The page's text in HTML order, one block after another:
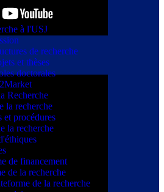
à l'USJ
de recherche
et thèses
doctorales
Recherche
la recherche
et procédures
la recherche
de financement
de la recherche
de la recherche